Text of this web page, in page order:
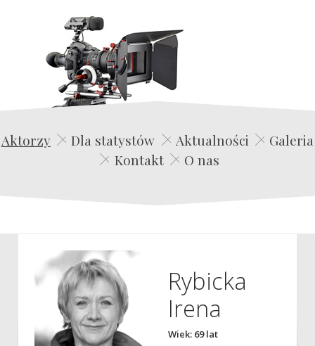
Edwin Film Agencja Aktorska
Aktorzy Dla statystów Aktualności
Galeria
Kontakt
O nas
Rybicka
Irena
Wiek: 69 lat